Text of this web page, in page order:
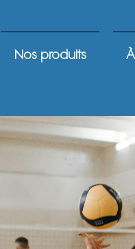
Nos produits